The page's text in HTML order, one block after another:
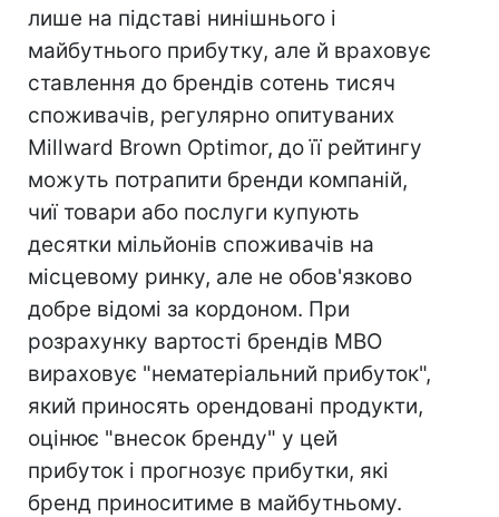
лише на підставі нинішнього і
майбутнього прибутку, але й враховує
ставлення до брендів сотень тисяч
споживачів, регулярно опитуваних
Millward Brown Optimor, до її рейтингу
можуть потрапити бренди компаній,
чиї товари або послуги купують
десятки мільйонів споживачів на
місцевому ринку, але не обов'язково
добре відомі за кордоном. При
розрахунку вартості брендів MBO
вираховує "нематеріальний прибуток",
який приносять орендовані продукти,
оцінює "внесок бренду" у цей
прибуток і прогнозує прибутки, які
бренд приноситиме в майбутньому.